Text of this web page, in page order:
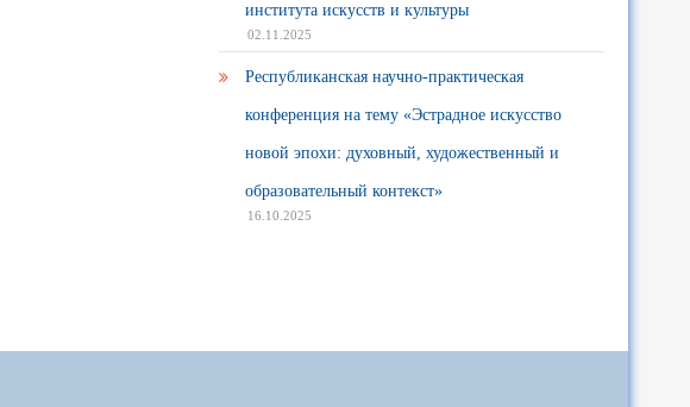
института искусств и культуры
02.11.2025
Республиканская научно-практическая
конференция на тему «Эстрадное искусство
новой эпохи: духовный, художественный и
образовательный контекст»
16.10.2025